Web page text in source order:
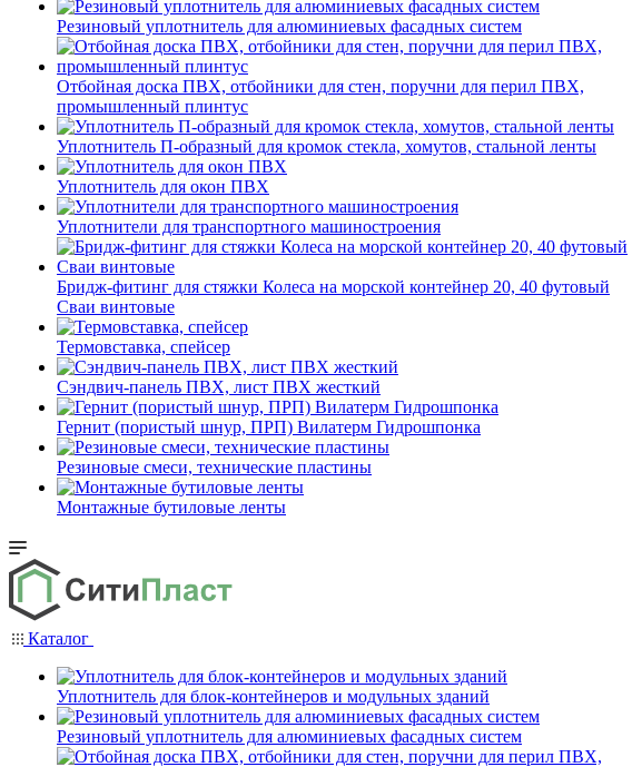
Резиновый уплотнитель для алюминиевых фасадных систем
Отбойная доска ПВХ, отбойники для стен, поручни для перил ПВХ,
промышленный плинтус
Уплотнитель П-образный для кромок стекла, хомутов, стальной ленты
Уплотнитель для окон ПВХ
Уплотнители для транспортного машиностроения
Бридж-фитинг для стяжки Колеса на морской контейнер 20, 40 футовый
Сваи винтовые
Термовставка, спейсер
Сэндвич-панель ПВХ, лист ПВХ жесткий
Гернит (пористый шнур, ПРП) Вилатерм Гидрошпонка
Резиновые смеси, технические пластины
Монтажные бутиловые ленты
Каталог
Уплотнитель для блок-контейнеров и модульных зданий
Резиновый уплотнитель для алюминиевых фасадных систем